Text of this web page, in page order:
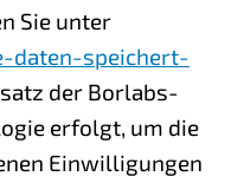
Sie unter
daten-speichert-
der Borlabs-
erfolgt, um die
Einwilligungen